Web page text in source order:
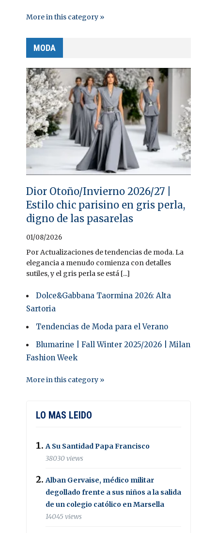
More in this category »
MODA
Dior Otoño/Invierno 2026/27 |
Estilo chic parisino en gris perla,
digno de las pasarelas
01/08/2026
Por Actualizaciones de tendencias de moda. La
elegancia a menudo comienza con detalles
sutiles, y el gris perla se está [...]
Dolce&Gabbana Taormina 2026: Alta
Sartoria
Tendencias de Moda para el Verano
Blumarine | Fall Winter 2025/2026 | Milan
Fashion Week
More in this category »
LO MAS LEIDO
A Su Santidad Papa Francisco
38030 views
Alban Gervaise, médico militar
degollado frente a sus niños a la salida
de un colegio católico en Marsella
14045 views